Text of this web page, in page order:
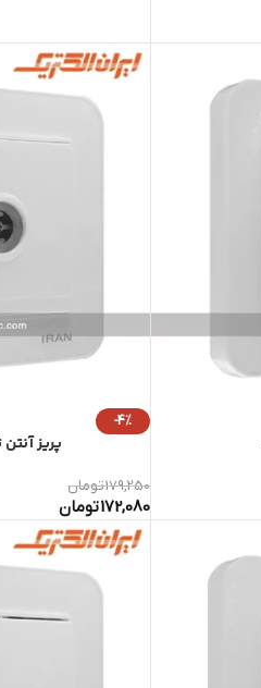
-4%
پریز
179,250تومان
172,080تومان